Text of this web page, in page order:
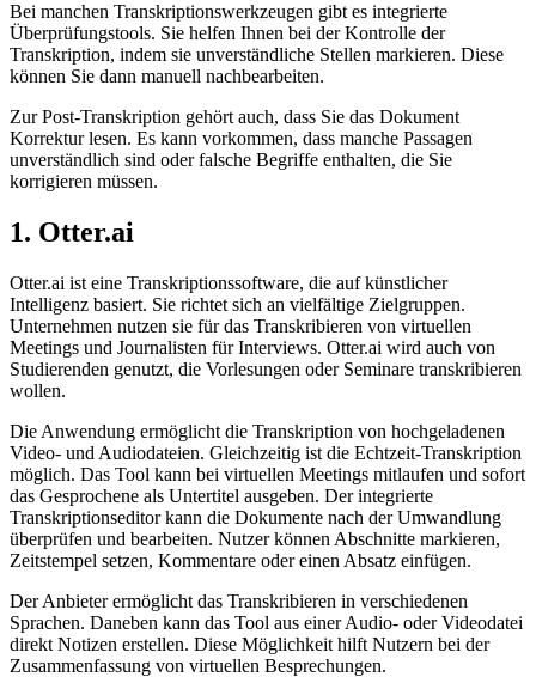
Bei manchen Transkriptionswerkzeugen gibt es integrierte
Überprüfungstools. Sie helfen Ihnen bei der Kontrolle der
Transkription, indem sie unverständliche Stellen markieren. Diese
können Sie dann manuell nachbearbeiten.
Zur Post-Transkription gehört auch, dass Sie das Dokument
Korrektur lesen. Es kann vorkommen, dass manche Passagen
unverständlich sind oder falsche Begriffe enthalten, die Sie
korrigieren müssen.
1. Otter.ai
Otter.ai ist eine Transkriptionssoftware, die auf künstlicher
Intelligenz basiert. Sie richtet sich an vielfältige Zielgruppen.
Unternehmen nutzen sie für das Transkribieren von virtuellen
Meetings und Journalisten für Interviews. Otter.ai wird auch von
Studierenden genutzt, die Vorlesungen oder Seminare transkribieren
wollen.
Die Anwendung ermöglicht die Transkription von hochgeladenen
Video- und Audiodateien. Gleichzeitig ist die Echtzeit-Transkription
möglich. Das Tool kann bei virtuellen Meetings mitlaufen und sofort
das Gesprochene als Untertitel ausgeben. Der integrierte
Transkriptionseditor kann die Dokumente nach der Umwandlung
überprüfen und bearbeiten. Nutzer können Abschnitte markieren,
Zeitstempel setzen, Kommentare oder einen Absatz einfügen.
Der Anbieter ermöglicht das Transkribieren in verschiedenen
Sprachen. Daneben kann das Tool aus einer Audio- oder Videodatei
direkt Notizen erstellen. Diese Möglichkeit hilft Nutzern bei der
Zusammenfassung von virtuellen Besprechungen.